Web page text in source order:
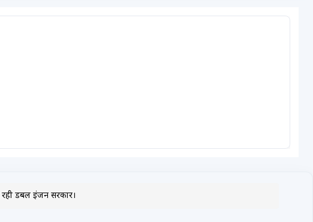
डबल इंजन सरकार।